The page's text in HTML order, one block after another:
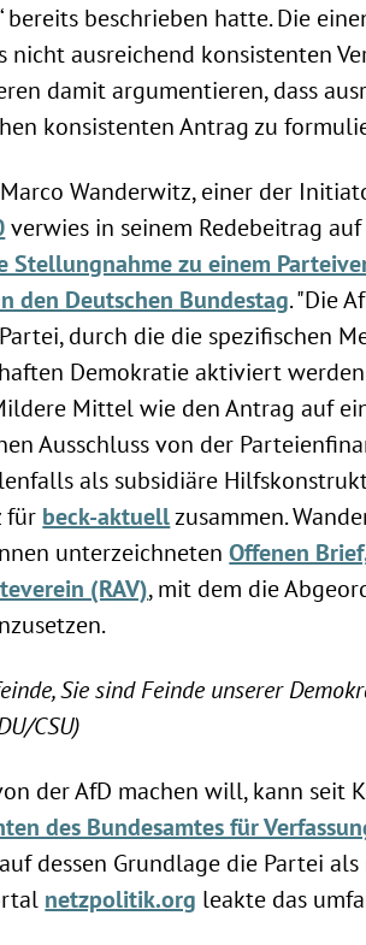
bereits beschrieben hatte. Die
nicht ausreichend konsistenten
damit argumentieren, dass
konsistenten Antrag zu
Wanderwitz, einer der
verwies in seinem Redebeitrag
Stellungnahme zu einem
den Deutschen Bundestag. "Die
durch die die spezifischen
Demokratie aktiviert
Mittel wie den Antrag auf
Ausschluss von der
als subsidiäre
für beck-aktuellzusammen.
unterzeichnetenOffenen
(RAV), mit dem die
Sie sind Feinde unserer
CSU)
der AfD machen will, kann seit
des Bundesamtes für
dessen Grundlage die Partei
netzpolitik.org leakte das